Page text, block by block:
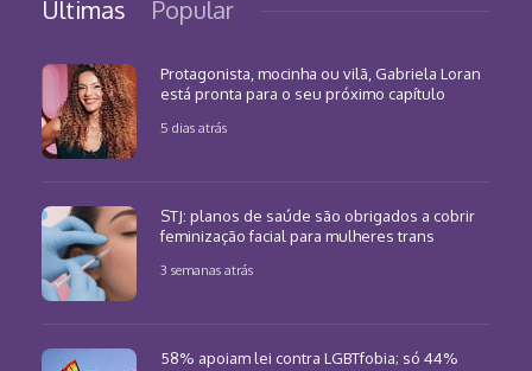
Últimas Popular
Protagonista, mocinha ou vilã, Gabriela Loran
está pronta para o seu próximo capítulo
5 dias atrás
STJ: planos de saúde são obrigados a cobrir
feminização facial para mulheres trans
3 semanas atrás
58% apoiam lei contra LGBTfobia; só 44%